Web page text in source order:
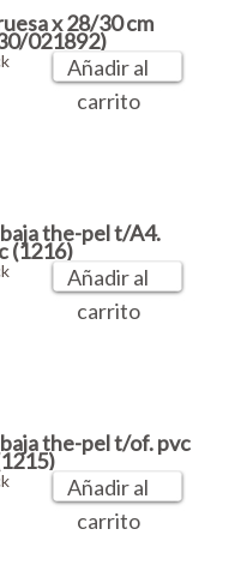
x 28/30 cm
021892)
Añadir al
carrito
the-pel t/A4.
(1216)
Añadir al
carrito
the-pel t/of. pvc
Añadir al
carrito